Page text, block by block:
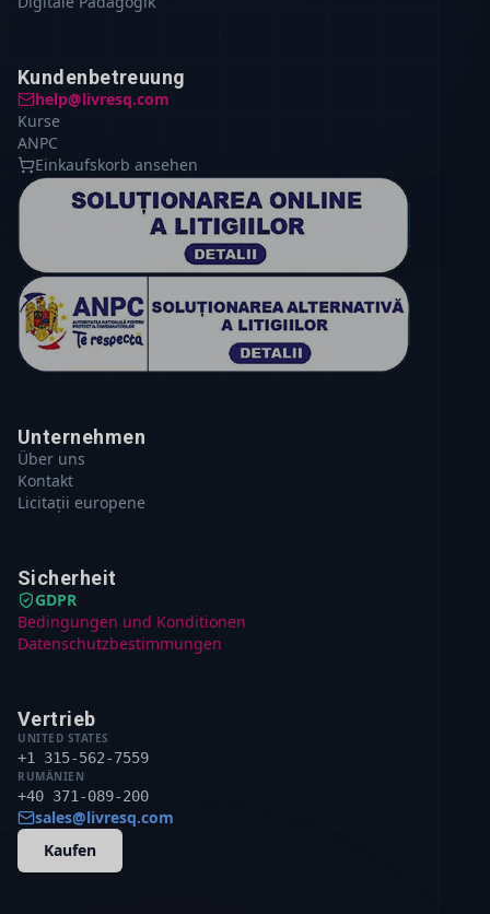
Kundenbetreuung
help@livresq.com
Kurse
ANPC
Einkaufskorb ansehen
Unternehmen
Über uns
Kontakt
Licitații europene
Sicherheit
GDPR
Bedingungen und Konditionen
Datenschutzbestimmungen
Vertrieb
UNITED STATES
+1 315-562-7559
RUMÄNIEN
+40 371-089-200
sales@livresq.com
Kaufen